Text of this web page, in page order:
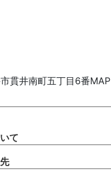
貫井南町五丁目6番MAP
て